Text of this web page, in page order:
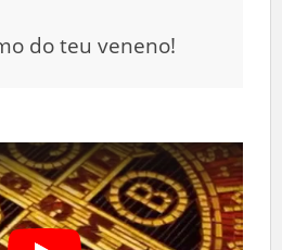
do teu veneno!